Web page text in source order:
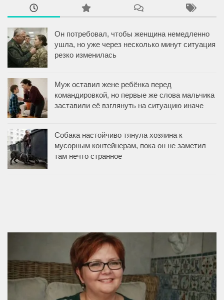
Он потребовал, чтобы женщина немедленно
ушла, но уже через несколько минут ситуация
резко изменилась
Муж оставил жене ребёнка перед
командировкой, но первые же слова мальчика
заставили её взглянуть на ситуацию иначе
Собака настойчиво тянула хозяина к
мусорным контейнерам, пока он не заметил
там нечто странное